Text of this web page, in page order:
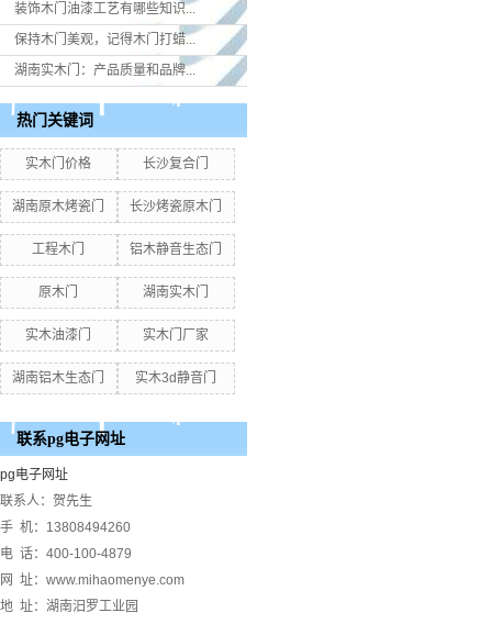
装饰木门油漆工艺有哪些知识...
保持木门美观，记得木门打蜡...
湖南实木门：产品质量和品牌...
热门关键词
实木门价格 长沙复合门
湖南原木烤瓷门 长沙烤瓷原木门
工程木门 铝木静音生态门
原木门 湖南实木门
实木油漆门 实木门厂家
湖南铝木生态门 实木3d静音门
联系pg电子网址
pg电子网址
联系人：贺先生
手 机：13808494260
电 话：400-100-4879
网 址：www.mihaomenye.com
地 址：湖南汨罗工业园